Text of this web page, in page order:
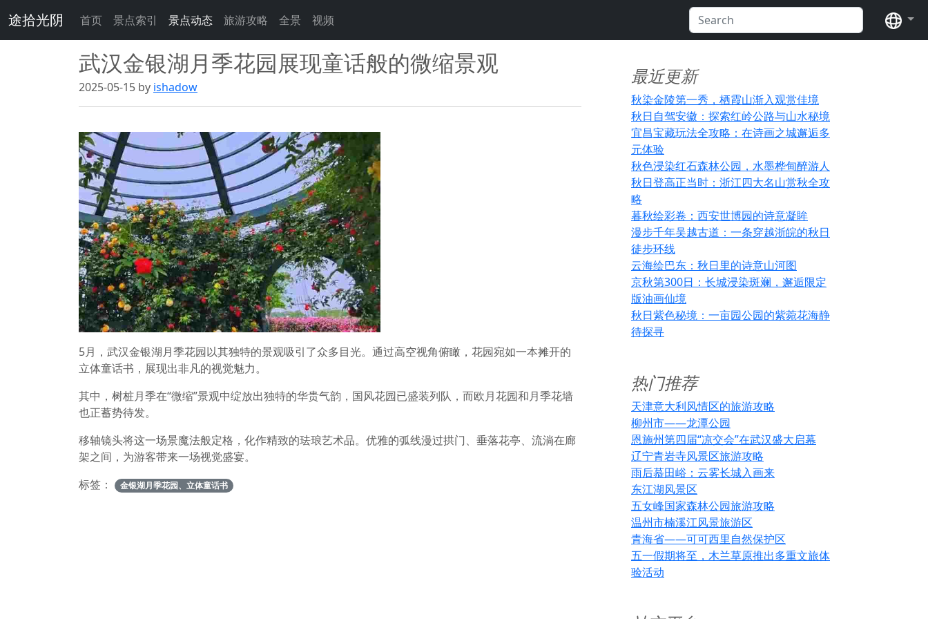
途拾光阴 首页 景点索引 景点动态 旅游攻略 全景 视频 语
武汉金银湖月季花园展现童话般的微缩景观
2025-05-15 by ishadow
5月，武汉金银湖月季花园以其独特的景观吸引了众多目光。通过高空视角俯瞰，花园宛如一本摊开的
立体童话书，展现出非凡的视觉魅力。
其中，树桩月季在“微缩”景观中绽放出独特的华贵气韵，国风花园已盛装列队，而欧月花园和月季花墙
也正蓄势待发。
移轴镜头将这一场景魔法般定格，化作精致的珐琅艺术品。优雅的弧线漫过拱门、垂落花亭、流淌在廊
架之间，为游客带来一场视觉盛宴。
标签：
金银湖月季花园、立体童话书
最近更新
秋染金陵第一秀，栖霞山渐入观赏佳境
秋日自驾安徽：探索红岭公路与山水秘境
宜昌宝藏玩法全攻略：在诗画之城邂逅多
元体验
秋色浸染红石森林公园，水墨桦甸醉游人
秋日登高正当时：浙江四大名山赏秋全攻
略
暮秋绘彩卷：西安世博园的诗意凝眸
漫步千年吴越古道：一条穿越浙皖的秋日
徒步环线
云海绘巴东：秋日里的诗意山河图
京秋第300日：长城浸染斑斓，邂逅限定
版油画仙境
秋日紫色秘境：一亩园公园的紫菀花海静
待探寻
热门推荐
天津意大利风情区的旅游攻略
柳州市——龙潭公园
恩施州第四届“凉交会”在武汉盛大启幕
辽宁青岩寺风景区旅游攻略
雨后慕田峪：云雾长城入画来
东江湖风景区
五女峰国家森林公园旅游攻略
温州市楠溪江风景旅游区
青海省——可可西里自然保护区
五一假期将至，木兰草原推出多重文旅体
验活动